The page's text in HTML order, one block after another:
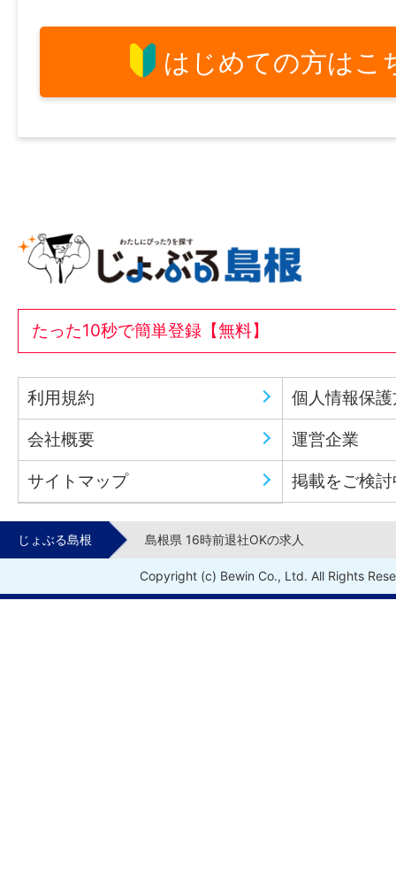
はじめての方はこ
たった10秒で簡単登録【無料】
利用規約 個人情報保
会社概要 運営企業
サイトマップ 掲載をご検
じょぶる島根 島根県 16時前退社OKの求人
Copyright (c) Bewin Co., Ltd. All Rights